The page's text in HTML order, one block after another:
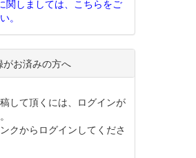
関しましては、こちらをご
。
がお済みの方へ
して頂くには、ログインが
クからログインしてくださ